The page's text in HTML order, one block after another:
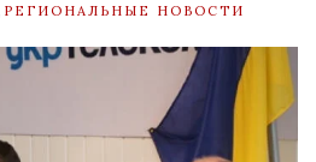
РЕГИОНАЛЬНЫЕ НОВОСТИ